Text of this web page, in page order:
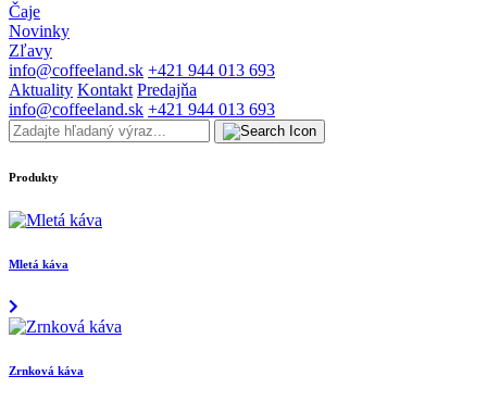
Čaje
Novinky
Zľavy
info@coffeeland.sk +421 944 013 693
Aktuality Kontakt Predajňa
info@coffeeland.sk +421 944 013 693
Produkty
Mletá káva
Zrnková káva